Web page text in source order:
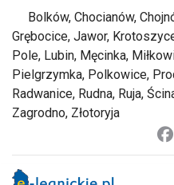
Bolków, Chocianów,
Grębocice, Jawor,
Pole, Lubin, Męcinka,
Pielgrzymka, Polkowice,
Radwanice, Rudna, Ruja,
Zagrodno, Złotoryja